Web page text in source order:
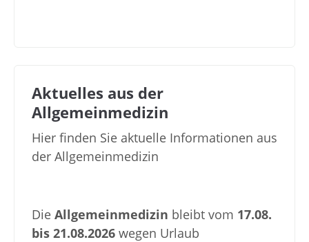
Aktuelles aus der
Allgemeinmedizin
Hier finden Sie aktuelle Informationen aus
der Allgemeinmedizin
Die Allgemeinmedizin bleibt vom 17.08.
bis 21.08.2026 wegen Urlaub